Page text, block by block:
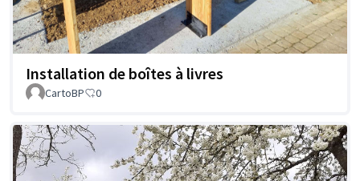
Installation de boîtes à livres
CartoBP 0